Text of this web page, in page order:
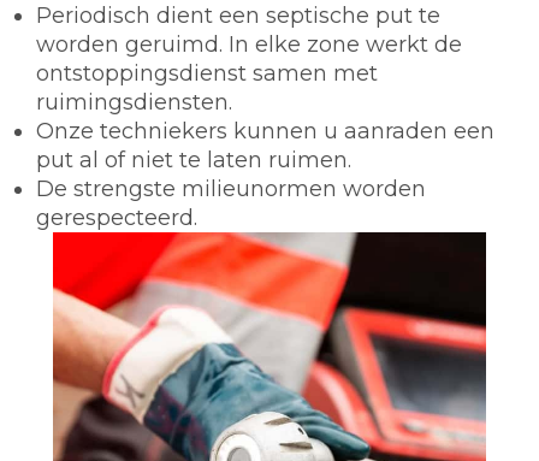
Periodisch dient een septische put te
worden geruimd. In elke zone werkt de
ontstoppingsdienst samen met
ruimingsdiensten.
Onze techniekers kunnen u aanraden een
put al of niet te laten ruimen.
De strengste milieunormen worden
gerespecteerd.